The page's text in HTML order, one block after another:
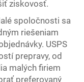
ziskovosť.
spoločnosti sa
riešeniam
USPS
prepravy, od
malých firiem
preferovaný